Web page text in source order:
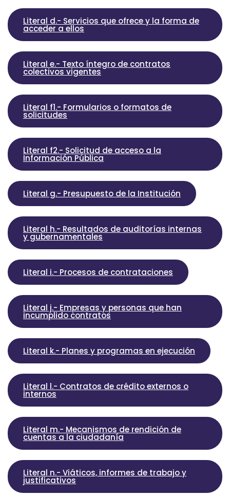
Literal d.- Servicios que ofrece y la forma de
acceder a ellos
Literal e.- Texto íntegro de contratos
colectivos vigentes
Literal f1.- Formularios o formatos de
solicitudes
Literal f2.- Solicitud de acceso a la
Información Pública
Literal g.- Presupuesto de la Institución
Literal h.- Resultados de auditorías internas
y gubernamentales
Literal i.- Procesos de contrataciones
Literal j.- Empresas y personas que han
incumplido contratos
Literal k.- Planes y programas en ejecución
Literal l.- Contratos de crédito externos o
internos
Literal m.- Mecanismos de rendición de
cuentas a la ciudadanía
Literal n.- Viáticos, informes de trabajo y
justificativos